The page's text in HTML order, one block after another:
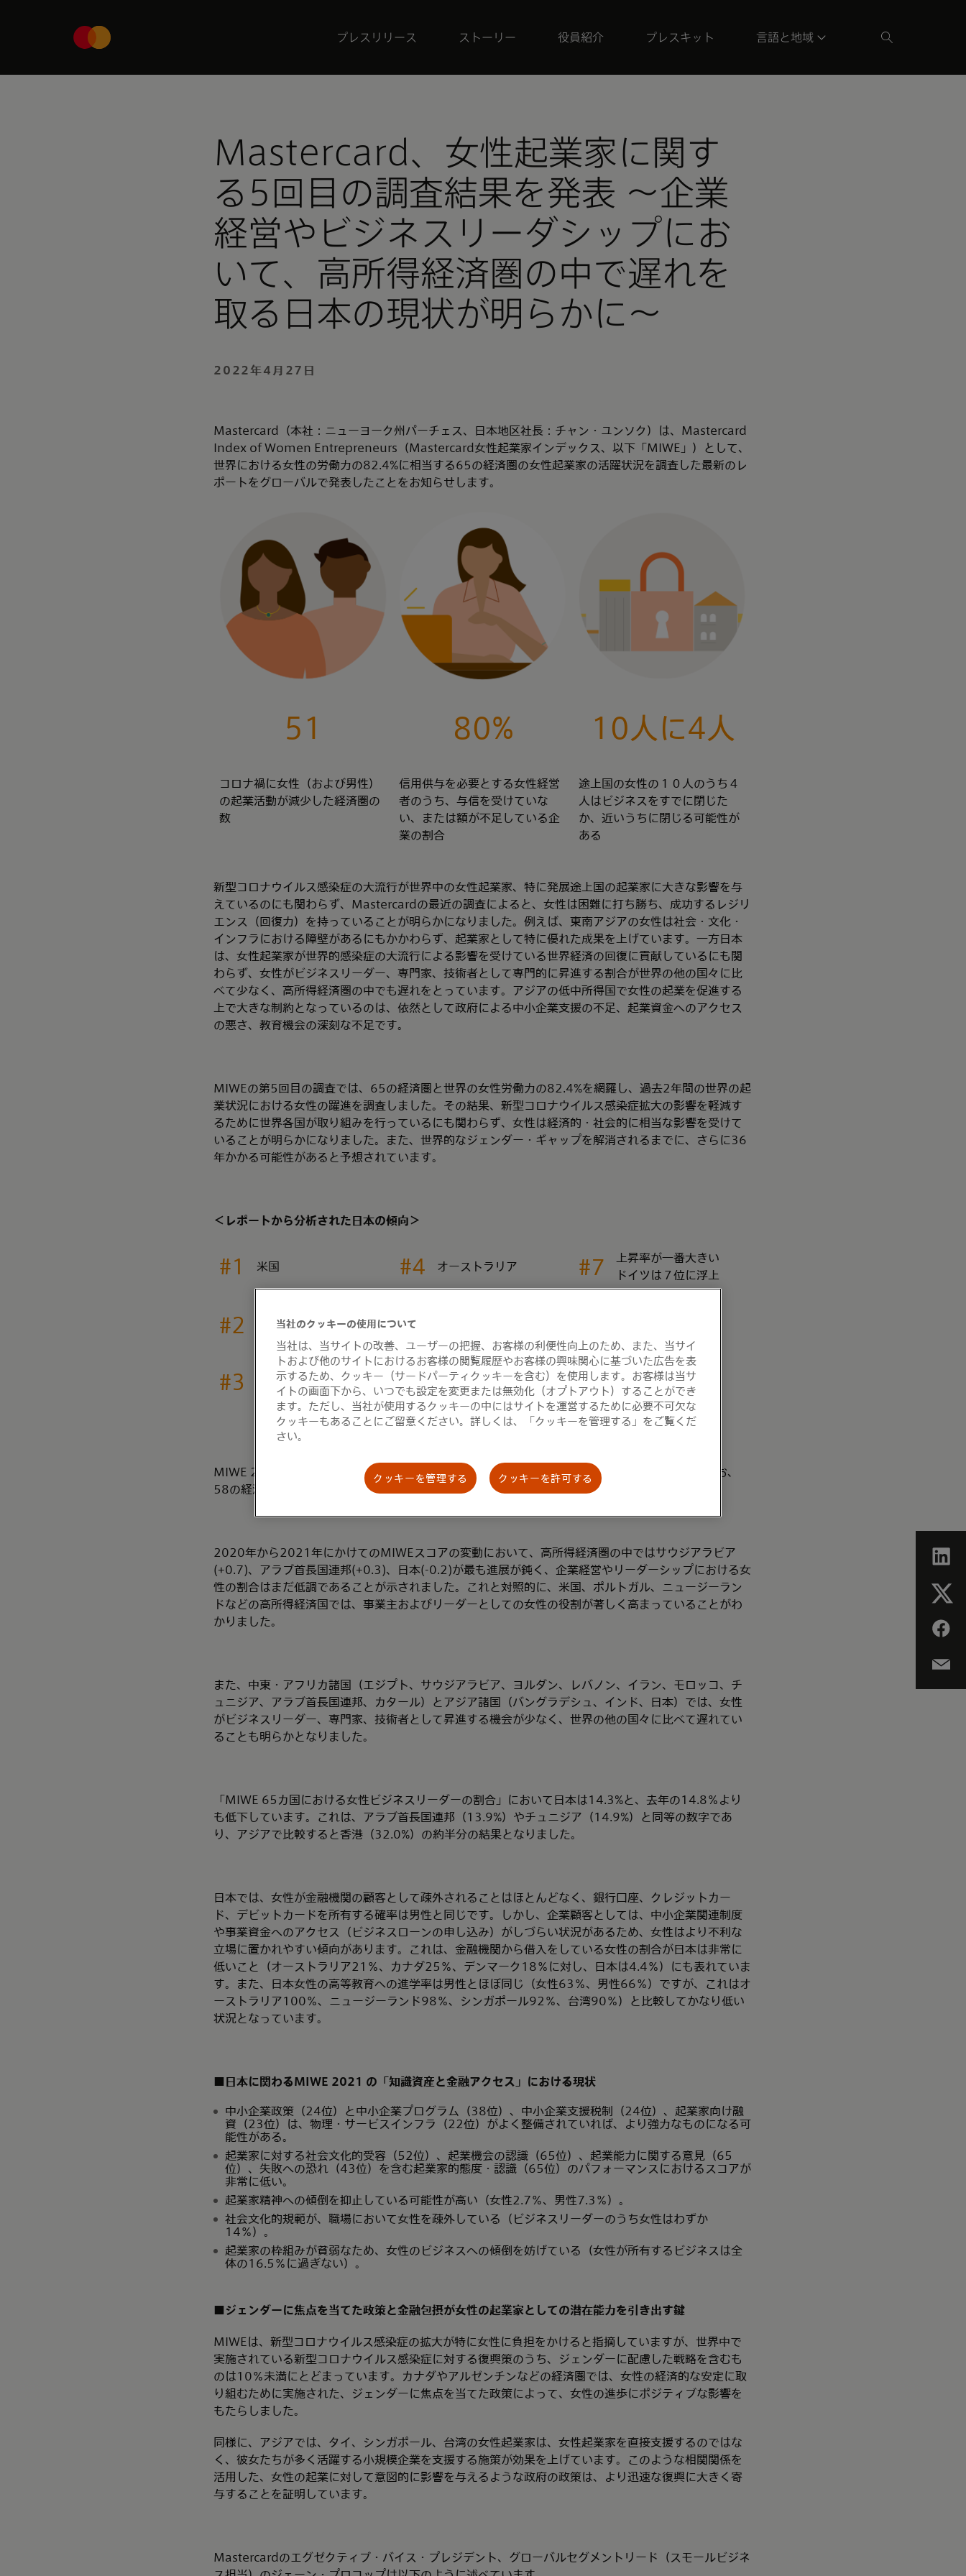
プレスリリース ストーリー 役員紹介 プレスキット 言語と地域
Mastercard、女性起業家に関す
る5回目の調査結果を発表 ～企業
経営やビジネスリーダシップにお
いて、高所得経済圏の中で遅れを
取る日本の現状が明らかに～
2022年4月27日
Mastercard（本社：ニューヨーク州パーチェス、日本地区社長：チャン・ユンソク）は、Mastercard
Index of Women Entrepreneurs（Mastercard女性起業家インデックス、以下「MIWE」）として、
世界における女性の労働力の82.4%に相当する65の経済圏の女性起業家の活躍状況を調査した最新のレ
ポートをグローバルで発表したことをお知らせします。
51 80% 10人に4人
コロナ禍に女性（および男性）
の起業活動が減少した経済圏の
数
信用供与を必要とする女性経営
者のうち、与信を受けていな
い、または額が不足している企
業の割合
途上国の女性の１０人のうち４
人はビジネスをすでに閉じた
か、近いうちに閉じる可能性が
ある
新型コロナウイルス感染症の大流行が世界中の女性起業家、特に発展途上国の起業家に大きな影響を与
えているのにも関わらず、Mastercardの最近の調査によると、女性は困難に打ち勝ち、成功するレジリ
エンス（回復力）を持っていることが明らかになりました。例えば、東南アジアの女性は社会・文化・
インフラにおける障壁があるにもかかわらず、起業家として特に優れた成果を上げています。一方日本
は、女性起業家が世界的感染症の大流行による影響を受けている世界経済の回復に貢献しているにも関
わらず、女性がビジネスリーダー、専門家、技術者として専門的に昇進する割合が世界の他の国々に比
べて少なく、高所得経済圏の中でも遅れをとっています。アジアの低中所得国で女性の起業を促進する
上で大きな制約となっているのは、依然として政府による中小企業支援の不足、起業資金へのアクセス
の悪さ、教育機会の深刻な不足です。
MIWEの第5回目の調査では、65の経済圏と世界の女性労働力の82.4%を網羅し、過去2年間の世界の起
業状況における女性の躍進を調査しました。その結果、新型コロナウイルス感染症拡大の影響を軽減す
るために世界各国が取り組みを行っているにも関わらず、女性は経済的・社会的に相当な影響を受けて
いることが明らかになりました。また、世界的なジェンダー・ギャップを解消されるまでに、さらに36
年かかる可能性があると予想されています。
＜レポートから分析された日本の傾向＞
#1 米国 #4 オーストラリア #7
上昇率が一番大きい
ドイツは７位に浮上
#2 ニュージーランド #5
#3 カナダ #6台湾 #47日本
MIWE 2021グローバルランキングにおいて、65の経済圏のうち、日本は47位となりました。なお、
58の経済圏を対象とした前年の同ランキングでも、日本は同順位となる47位を記録しています。
2020年から2021年にかけてのMIWEスコアの変動において、高所得経済圏の中ではサウジアラビア
(+0.7)、アラブ首長国連邦(+0.3)、日本(-0.2)が最も進展が鈍く、企業経営やリーダーシップにおける女
性の割合はまだ低調であることが示されました。これと対照的に、米国、ポルトガル、ニュージーラン
ドなどの高所得経済国では、事業主およびリーダーとしての女性の役割が著しく高まっていることがわ
かりました。
また、中東・アフリカ諸国（エジプト、サウジアラビア、ヨルダン、レバノン、イラン、モロッコ、チ
ュニジア、アラブ首長国連邦、カタール）とアジア諸国（バングラデシュ、インド、日本）では、女性
がビジネスリーダー、専門家、技術者として昇進する機会が少なく、世界の他の国々に比べて遅れてい
ることも明らかとなりました。
「MIWE 65カ国における女性ビジネスリーダーの割合」において日本は14.3%と、去年の14.8％より
も低下しています。これは、アラブ首長国連邦（13.9%）やチュニジア（14.9%）と同等の数字であ
り、アジアで比較すると香港（32.0%）の約半分の結果となりました。
日本では、女性が金融機関の顧客として疎外されることはほとんどなく、銀行口座、クレジットカー
ド、デビットカードを所有する確率は男性と同じです。しかし、企業顧客としては、中小企業関連制度
や事業資金へのアクセス（ビジネスローンの申し込み）がしづらい状況があるため、女性はより不利な
立場に置かれやすい傾向があります。これは、金融機関から借入をしている女性の割合が日本は非常に
低いこと（オーストラリア21％、カナダ25％、デンマーク18％に対し、日本は4.4％）にも表れていま
す。また、日本女性の高等教育への進学率は男性とほぼ同じ（女性63％、男性66％）ですが、これはオ
ーストラリア100％、ニュージーランド98％、シンガポール92％、台湾90％）と比較してかなり低い
状況となっています。
■日本に関わるMIWE 2021 の「知識資産と金融アクセス」における現状
中小企業政策（24位）と中小企業プログラム（38位）、中小企業支援税制（24位）、起業家向け融
資（23位）は、物理・サービスインフラ（22位）がよく整備されていれば、より強力なものになる可
能性がある。
起業家に対する社会文化的受容（52位）、起業機会の認識（65位）、起業能力に関する意見（65
位）、失敗への恐れ（43位）を含む起業家的態度・認識（65位）のパフォーマンスにおけるスコアが
非常に低い。
起業家精神への傾倒を抑止している可能性が高い（女性2.7％、男性7.3％）。
社会文化的規範が、職場において女性を疎外している（ビジネスリーダーのうち女性はわずか
14％）。
起業家の枠組みが貧弱なため、女性のビジネスへの傾倒を妨げている（女性が所有するビジネスは全
体の16.5％に過ぎない）。
■ジェンダーに焦点を当てた政策と金融包摂が女性の起業家としての潜在能力を引き出す鍵
MIWEは、新型コロナウイルス感染症の拡大が特に女性に負担をかけると指摘していますが、世界中で
実施されている新型コロナウイルス感染症に対する復興策のうち、ジェンダーに配慮した戦略を含むも
のは10％未満にとどまっています。カナダやアルゼンチンなどの経済圏では、女性の経済的な安定に取
り組むために実施された、ジェンダーに焦点を当てた政策によって、女性の進歩にポジティブな影響を
もたらしました。
同様に、アジアでは、タイ、シンガポール、台湾の女性起業家は、女性起業家を直接支援するのではな
く、彼女たちが多く活躍する小規模企業を支援する施策が効果を上げています。このような相関関係を
活用した、女性の起業に対して意図的に影響を与えるような政府の政策は、より迅速な復興に大きく寄
与することを証明しています。
Mastercardのエグゼクティブ・バイス・プレジデント、グローバルセグメントリード（スモールビジネ
当社のクッキーの使用について
当社は、当サイトの改善、ユーザーの把握、お客様の利便性向上のため、また、当サイ
トおよび他のサイトにおけるお客様の閲覧履歴やお客様の興味関心に基づいた広告を表
示するため、クッキー（サードパーティクッキーを含む）を使用します。お客様は当サ
イトの画面下から、いつでも設定を変更または無効化（オプトアウト）することができ
ます。ただし、当社が使用するクッキーの中にはサイトを運営するために必要不可欠な
クッキーもあることにご留意ください。詳しくは、「クッキーを管理する」をご覧くだ
さい。
クッキーを許可する
クッキーを管理する